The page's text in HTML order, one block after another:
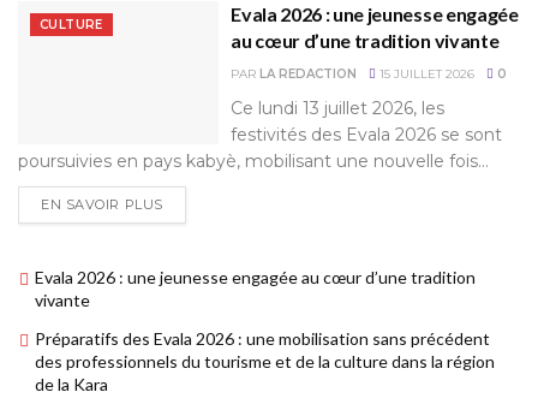
CULTURE
Evala 2026 : une jeunesse engagée
au cœur d’une tradition vivante
PAR LA REDACTION 15 JUILLET 2026 0
Ce lundi 13 juillet 2026, les
festivités des Evala 2026 se sont
poursuivies en pays kabyè, mobilisant une nouvelle fois...
EN SAVOIR PLUS
Evala 2026 : une jeunesse engagée au cœur d’une tradition
vivante
Préparatifs des Evala 2026 : une mobilisation sans précédent
des professionnels du tourisme et de la culture dans la région
de la Kara